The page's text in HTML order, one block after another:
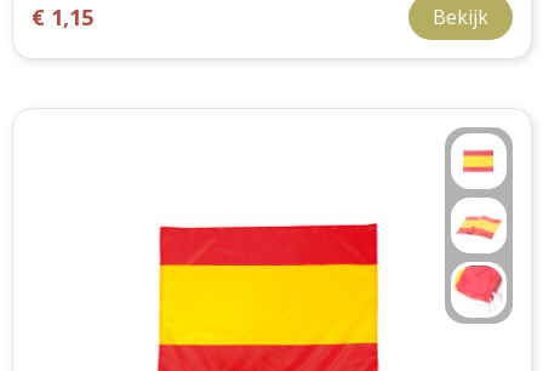
€ 1,15 Bekijk